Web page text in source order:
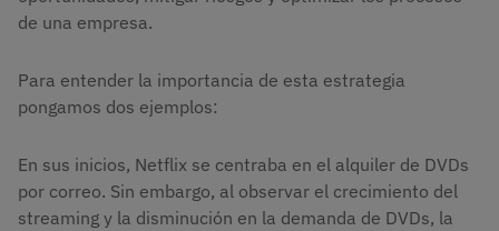
de una empresa.
Para entender la importancia de esta estrategia
pongamos dos ejemplos:
En sus inicios, Netflix se centraba en el alquiler de DVDs
por correo. Sin embargo, al observar el crecimiento del
streaming y la disminución en la demanda de DVDs, la